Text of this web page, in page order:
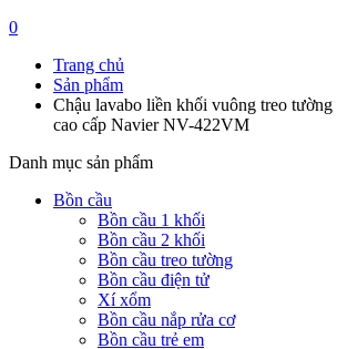
0
Trang chủ
Sản phẩm
Chậu lavabo liền khối vuông treo
cao cấp Navier NV-422VM
Danh mục sản phẩm
Bồn cầu
Bồn cầu 1 khối
Bồn cầu 2 khối
Bồn cầu treo tường
Bồn cầu điện tử
Xí xổm
Bồn cầu nắp rửa cơ
Bồn cầu trẻ em